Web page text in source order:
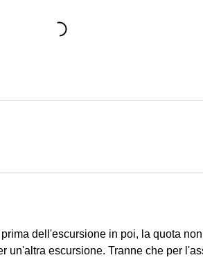
dell'escursione in poi, la quota
un'altra escursione. Tranne che per